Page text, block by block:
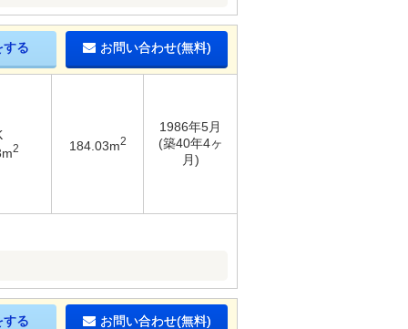
する お問い合わせ(無料)
2 184.03m2
1986年5月
(築40年4ヶ
月)
する お問い合わせ(無料)